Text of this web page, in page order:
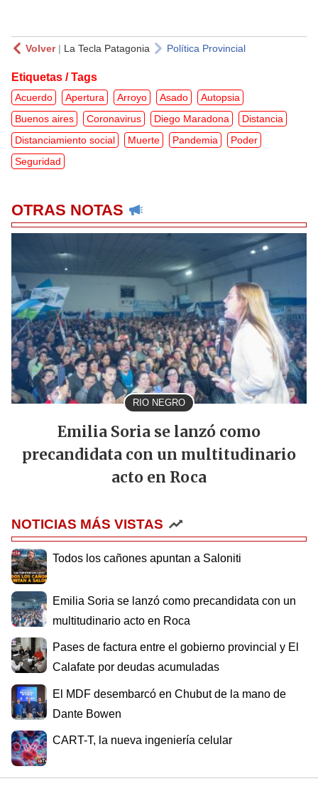
Volver| La Tecla Patagonia Política Provincial
Etiquetas / Tags
Acuerdo Apertura Arroyo Asado
Autopsia
Buenos aires
Coronavirus Diego Maradona
Distancia
Distanciamiento social
Muerte Pandemia
Poder
Seguridad
OTRAS NOTAS
RIO NEGRO
Emilia Soria se lanzó como
precandidata con un multitudinario
acto en Roca
NOTICIAS MÁS VISTAS
Todos los cañones apuntan a Saloniti
Emilia Soria se lanzó como precandidata con un
multitudinario acto en Roca
Pases de factura entre el gobierno provincial y El
Calafate por deudas acumuladas
El MDF desembarcó en Chubut de la mano de
Dante Bowen
CART-T, la nueva ingeniería celular